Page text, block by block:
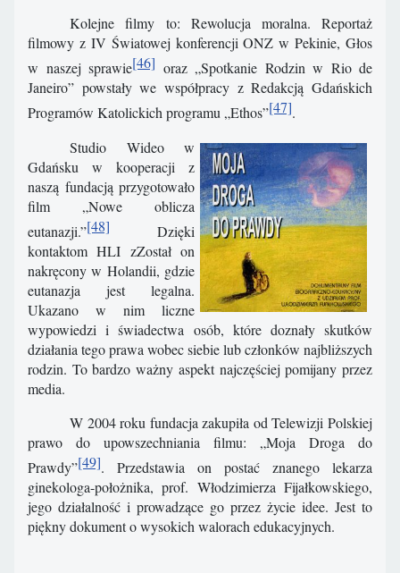
Kolejne filmy to: Rewolucja moralna. Reportaż
filmowy z IV Światowej konferencji ONZ w Pekinie, Głos
w naszej sprawie[46] oraz „Spotkanie Rodzin w Rio de
Janeiro” powstały we współpracy z Redakcją Gdańskich
Programów Katolickich programu „Ethos”[47].
Studio Wideo w
Gdańsku w kooperacji z
naszą fundacją przygotowało
film „Nowe oblicza
eutanazji.”[48] Dzięki
kontaktom HLI zZostał on
nakręcony w Holandii, gdzie
eutanazja jest legalna.
Ukazano w nim liczne
wypowiedzi i świadectwa osób, które doznały skutków
działania tego prawa wobec siebie lub członków najbliższych
rodzin. To bardzo ważny aspekt najczęściej pomijany przez
media.
W 2004 roku fundacja zakupiła od Telewizji Polskiej
prawo do upowszechniania filmu: „Moja Droga do
Prawdy”[49]. Przedstawia on postać znanego lekarza
ginekologa-położnika, prof. Włodzimierza Fijałkowskiego,
jego działalność i prowadzące go przez życie idee. Jest to
piękny dokument o wysokich walorach edukacyjnych.